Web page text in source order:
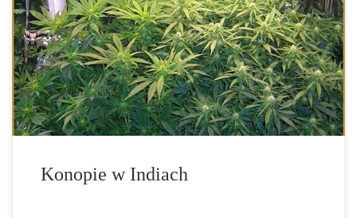
źródła pożywności. Według firmy badawczej GlobalData, nowe
przepisy dotyczące bezpieczeństwa żywności z konopi wzmocnią
jej reputację w Indiach. Firma ostrzegła jednak, że postęp zostanie
spowolniony, jeśli przepisy utrudnią edukację konsumentów na
[…]
Konopie w Indiach